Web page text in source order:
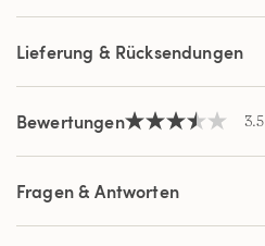
Lieferung & Rücksendungen
Bewertungen3.5
5
Sternen,
Durchschnittswert
Bewertung.
3.5
Fragen & Antworten